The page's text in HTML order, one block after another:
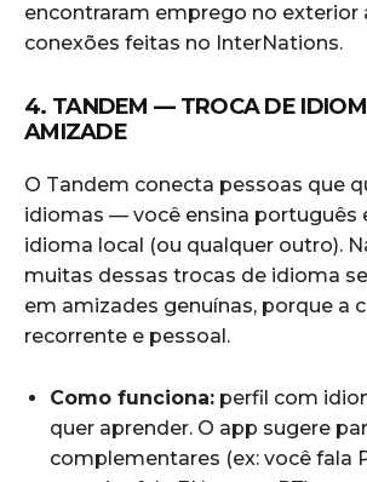
encontraram emprego no exterior
conexões feitas no InterNations.
4. TANDEM — TROCA DE
AMIZADE
O Tandem conecta pessoas que
idiomas — você ensina português
idioma local (ou qualquer outro).
muitas dessas trocas de idioma
em amizades genuínas, porque a
recorrente e pessoal.
Como funciona: perfil com
quer aprender. O app sugere
complementares (ex: você fala